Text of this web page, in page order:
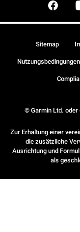
© Garmin Ltd. oder
Zur Erhaltung einer
die zusätzliche
Ausrichtung und
als
Sitemap
Nutzungsbedingungen